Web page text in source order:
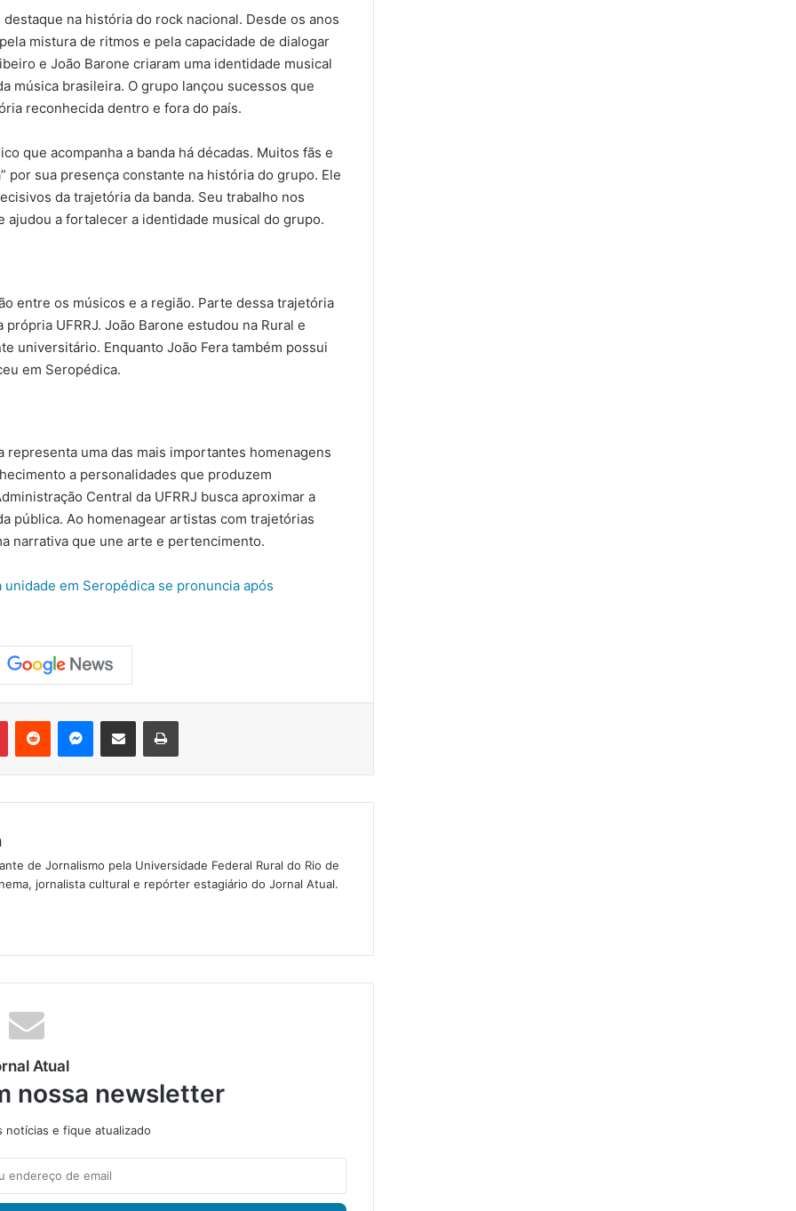
na história do rock nacional. Desde os anos
mistura de ritmos e pela capacidade de dialogar
e João Barone criaram uma identidade musical
música brasileira. O grupo lançou sucessos que
reconhecida dentro e fora do país.
que acompanha a banda há décadas. Muitos fãs e
por sua presença constante na história do grupo. Ele
da trajetória da banda. Seu trabalho nos
ajudou a fortalecer a identidade musical do grupo.
entre os músicos e a região. Parte dessa trajetória
UFRRJ. João Barone estudou na Rural e
universitário. Enquanto João Fera também possui
em Seropédica.
uma das mais importantes homenagens
a personalidades que produzem
Central da UFRRJ busca aproximar a
pública. Ao homenagear artistas com trajetórias
narrativa que une arte e pertencimento.
em Seropédica se pronuncia após
de Jornalismo pela Universidade Federal Rural do Rio de
jornalista cultural e repórter estagiário do Jornal Atual.
Atual
nossa newsletter
notícias e fique atualizado